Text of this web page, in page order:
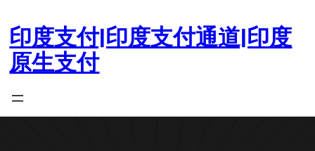
至
内印度支付|印度支付通道|印度
原生支付